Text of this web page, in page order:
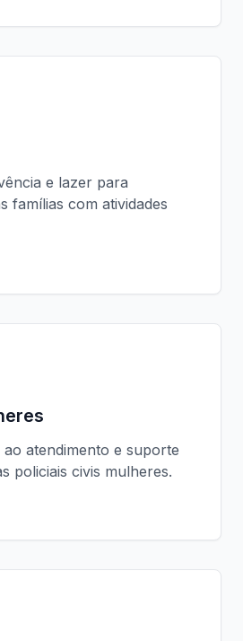
e lazer para
famílias com atividades
ao atendimento e suporte
policiais civis mulheres.